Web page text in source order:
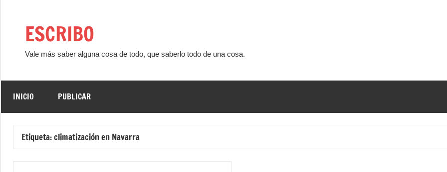
contenidoESCRIBO
Vale más saber alguna cosa de todo, que saberlo todo de una cosa.
INICIO PUBLICAR
Etiqueta:climatización en Navarra